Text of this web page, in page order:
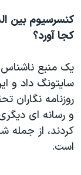
کنسرسیوم بین
کجا آورد؟
یک منبع ناشناس
سایتونگ داد و
روزنامه
و رسانه ای
کردند، از
است.